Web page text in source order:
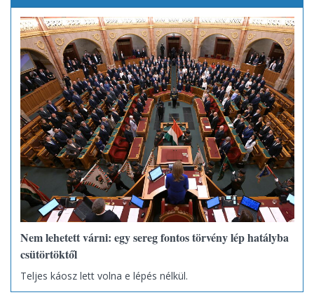
Nem lehetett várni: egy sereg fontos törvény lép hatályba
csütörtöktől
Teljes káosz lett volna e lépés nélkül.